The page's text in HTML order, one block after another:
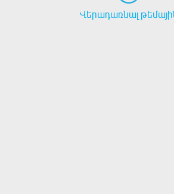
Վերադառնալ